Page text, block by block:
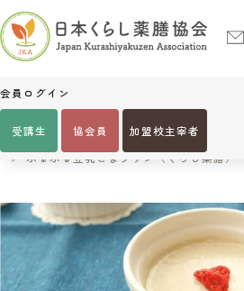
会員ログイン
受講生 協会員 加盟校主宰者
Home
編集部おすすめレシピ
ぷるぷる豆乳ごまプリン〈くらし薬膳〉